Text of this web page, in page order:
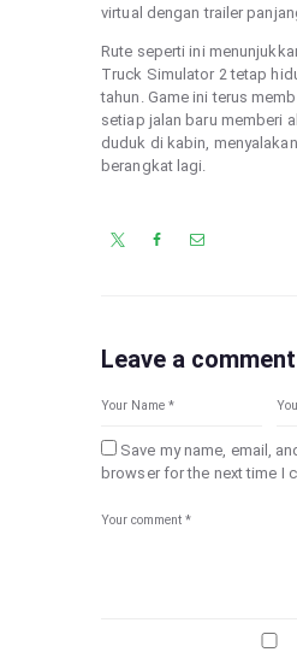
virtual dengan trailer
Rute seperti ini
Truck Simulator 2 tetap
tahun. Game ini terus
setiap jalan baru memberi
duduk di kabin,
berangkat lagi.
Leave a comment
Save my name, email,
browser for the next time I